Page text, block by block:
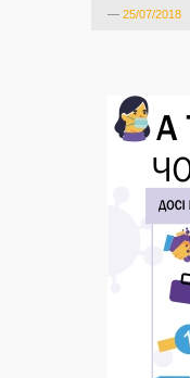
— 25/07/2018